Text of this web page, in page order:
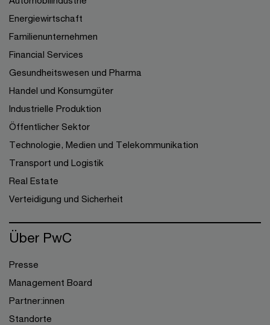
Energiewirtschaft
Familienunternehmen
Financial Services
Gesundheitswesen und Pharma
Handel und Konsumgüter
Industrielle Produktion
Öffentlicher Sektor
Technologie, Medien und Telekommunikation
Transport und Logistik
Real Estate
Verteidigung und Sicherheit
Über PwC
Presse
Management Board
Partner:innen
Standorte